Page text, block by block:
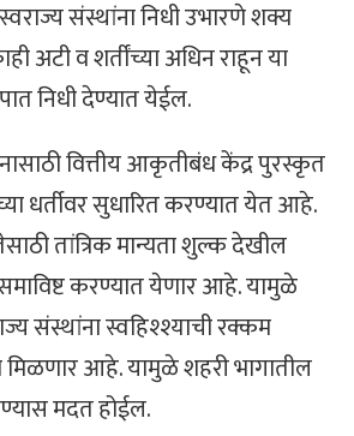
संस्थांना निधी उभारणे शक्य
अटी व शर्तींच्या अधिन राहून या
निधी देण्यात येईल.
वित्तीय आकृतीबंध केंद्र पुरस्कृत
धर्तीवर सुधारित करण्यात येत आहे.
तांत्रिक मान्यता शुल्क देखील
करण्यात येणार आहे. यामुळे
संस्थांना स्वहिश्श्याची रक्कम
मिळणार आहे. यामुळे शहरी भागातील
मदत होईल.